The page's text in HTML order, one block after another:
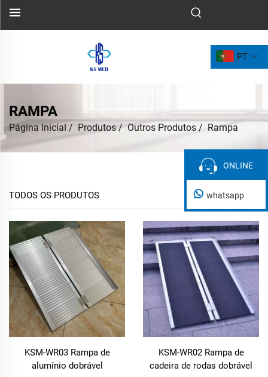
PT
RAMPA
Página Inicial / Produtos/Outros Produtos / Rampa
TODOS OS PRODUTOS
KSM-WR03 Rampa de
alumínio dobrável
KSM-WR02 Rampa de
cadeira de rodas dobrável
ONLINE
ONLINE
whatsapp